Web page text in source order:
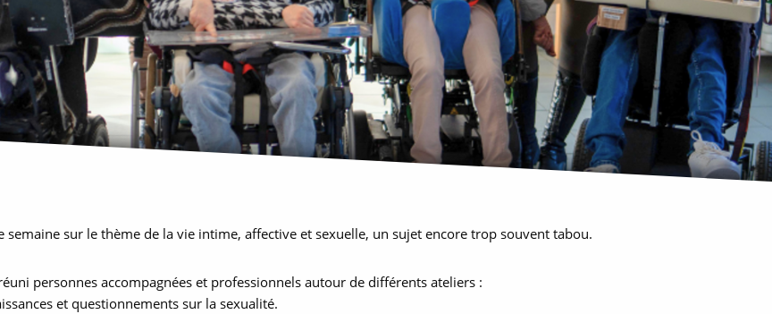
semaine sur le thème de la vie intime, affective et sexuelle, un sujet encore trop souvent tabou.
personnes accompagnées et professionnels autour de différents ateliers :
et questionnements sur la sexualité.